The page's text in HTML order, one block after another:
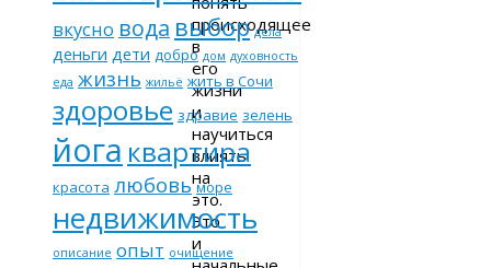
происходящее
в
его
жизни
и
научиться
влиять
на
это.
Это
и
вкусно вода выбор дела
деньги дети добро дом духовность
еда жизнь жильё жить в Сочи
здоровье здравие зелень
йога квартира
красота любовь море
недвижимость
описание опыт очищение